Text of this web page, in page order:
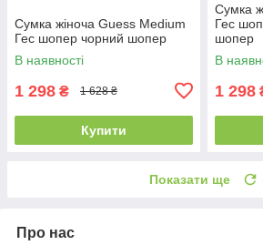
Сумка жіноча Guess Medium
Гес шопер чорний шопер
В наявності
1 298 ₴ 1 628 ₴
Купити
Сумка
Гес
шопер
В
1 298
Показати ще
Про нас